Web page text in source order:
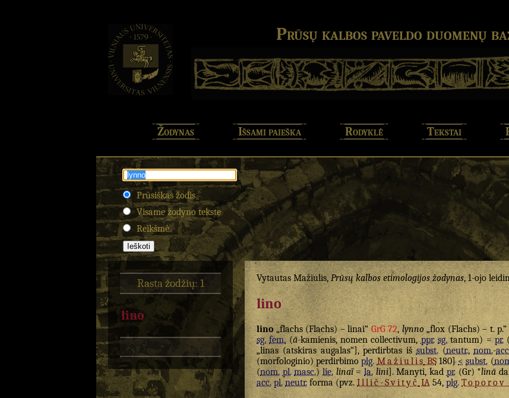
Prūsų kalbos paveldo duomenų
Žodynas Išsami paieška Rodyklė Tekstai
Prūsiškas žodis
Visame žodyno tekste
Reikšmė
Rasta žodžių: 1
lino
Vytautas Mažiulis,Prūsų kalbos etimologijos žodynas, 1-ojo
lino
lino„flachs (Flachs) – linai“GrG 72,lynno„flox (Flachs) – t. p.“
sg. fem.(ā-kamienis, nomen collectivum,ppr. sg.tantum) =pr.
„linas (atskiras augalas“], perdirbtas išsubst.(neutr.,nom.-
(morfologinio) perdirbimoplg. MažiulisBS180]< subst. (
(nom. pl. masc.)lie. linaĩ=la. lini]. Manyti, kadpr.(Gr) *linā
acc. pl. neutr. forma (pvz.Illič-Svityč IA54,plg. Toporov